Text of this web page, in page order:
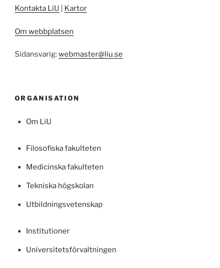
Kontakta LiU Kartor
Om webbplatsen
Sidansvarig:webmaster@liu.se
ORGANISATION
Om LiU
Filosofiska fakulteten
Medicinska fakulteten
Tekniska högskolan
Utbildningsvetenskap
Institutioner
Universitetsförvaltningen